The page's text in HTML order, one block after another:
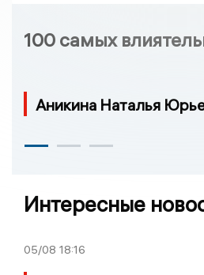
100 самых
Аникина Наталья
Интересные
05/08 18:16